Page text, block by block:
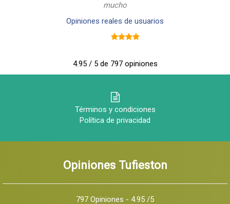
mucho
Opiniones reales de usuarios
4.95 / 5 de 797 opiniones
Términos y condiciones
Política de privacidad
Opiniones Tufieston
797 Opiniones - 4.95 /5